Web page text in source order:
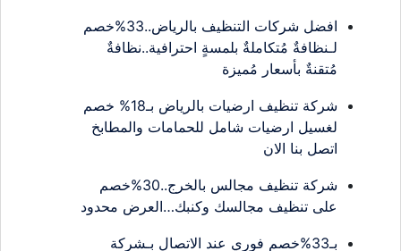
افضل شركات التنظيف بالرياض..33%خصم
لـنظافةٌ مُتكاملةٌ بلمسةٍ احترافية..نظافةٌ
مُتقنةٌ بأسعار مُميزة
شركة تنظيف ارضيات بالرياض بـ18% خصم
لغسيل ارضيات شامل للحمامات والمطابخ
اتصل بنا الان
شركة تنظيف مجالس بالخرج..30%خصم
على تنظيف مجالسك وكنبك…العرض محدود
بـ33%خصم فوري عند الاتصال بـشركة